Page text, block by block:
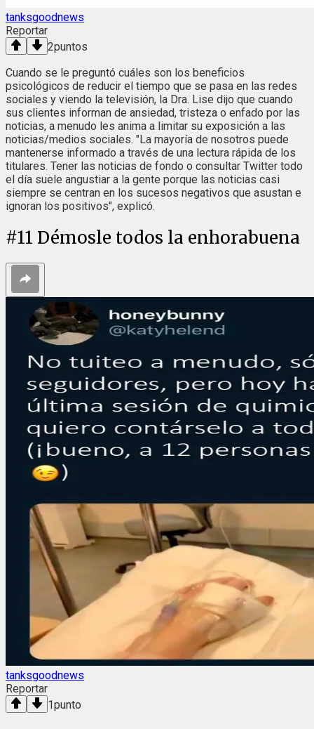
tanksgoodnews
Reportar
2puntos
Cuando se le preguntó cuáles son los beneficios
psicológicos de reducir el tiempo que se pasa en las redes
sociales y viendo la televisión, la Dra. Lise dijo que cuando
sus clientes informan de ansiedad, tristeza o enfado por las
noticias, a menudo les anima a limitar su exposición a las
noticias/medios sociales. "La mayoría de nosotros puede
mantenerse informado a través de una lectura rápida de los
titulares. Tener las noticias de fondo o consultar Twitter todo
el día suele angustiar a la gente porque las noticias casi
siempre se centran en los sucesos negativos que asustan e
ignoran los positivos", explicó.
#11 Démosle todos la enhorabuena
tanksgoodnews
Reportar
1punto